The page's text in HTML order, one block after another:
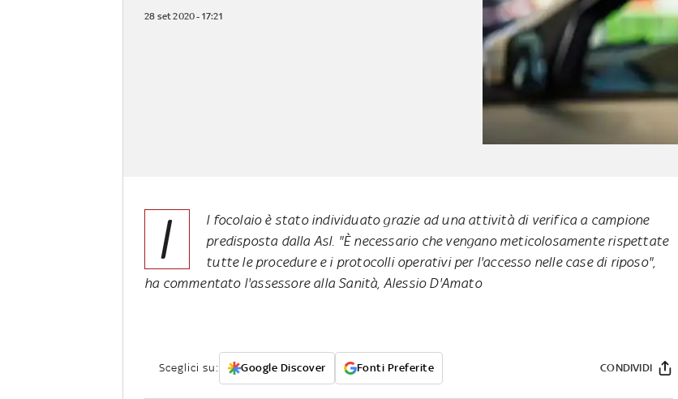
28 set 2020 - 17:21
I
l focolaio è stato individuato grazie ad una attività di verifica a campione
predisposta dalla Asl. "È necessario che vengano meticolosamente rispettate
tutte le procedure e i protocolli operativi per l'accesso nelle case di riposo",
ha commentato l'assessore alla Sanità, Alessio D'Amato
Sceglici su: Google Discover Fonti Preferite CONDIVIDI